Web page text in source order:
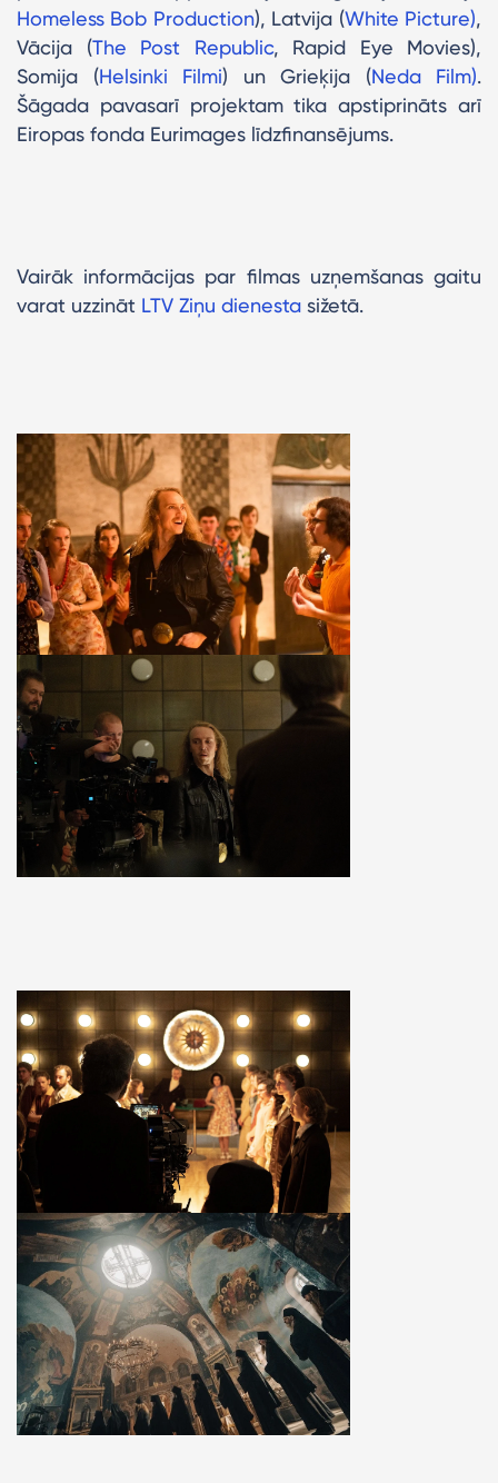
Homeless Bob Production), Latvija (White Picture),
Vācija (The Post Republic, Rapid Eye Movies),
Somija (Helsinki Filmi) un Grieķija (Neda Film).
Šāgada pavasarī projektam tika apstiprināts arī
Eiropas fonda Eurimages līdzfinansējums.
Vairāk informācijas par filmas uzņemšanas gaitu
varat uzzināt LTV Ziņu dienesta sižetā.